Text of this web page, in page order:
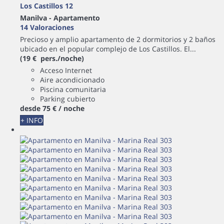
Los Castillos 12
Manilva - Apartamento
14 Valoraciones
Precioso y amplio apartamento de 2 dormitorios y 2 baños
ubicado en el popular complejo de Los Castillos. El...
(19 € pers./noche)
Acceso Internet
Aire acondicionado
Piscina comunitaria
Parking cubierto
desde 75 € / noche
+ INFO